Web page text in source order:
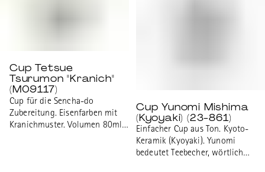
Cup Tetsue
Tsurumon "Kranich"
(M09117)
Cup für die Sencha-do
Zubereitung. Eisenfarben mit
Kranichmuster. Volumen 80ml.
Cup Yunomi Mishima
(Kyoyaki) (23-861)
Einfacher Cup aus Ton. Kyoto-
Keramik (Kyoyaki). Yunomi
bedeutet Teebecher, wörtlich